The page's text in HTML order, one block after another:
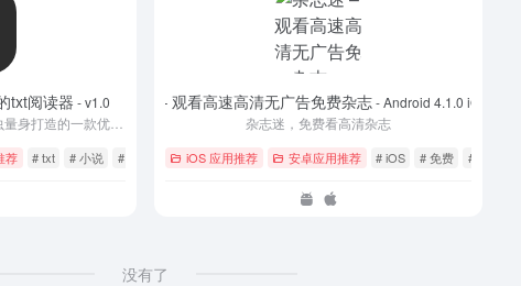
txt阅读器 - v1.0
荐 # txt # 小说 # 电子书
杂志迷 – 观看高速高清无广告免费杂志- Android 4.1.0 iOS 1.3.94
杂志迷，免费看高清杂志
iOS 应用推荐 安卓应用推荐 # iOS # 免费 # 安卓
没有了